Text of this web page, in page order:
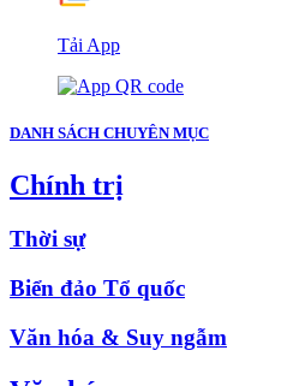
Tải App
DANH SÁCH CHUYÊN MỤC
Chính trị
Thời sự
Biển đảo Tổ quốc
Văn hóa & Suy ngẫm